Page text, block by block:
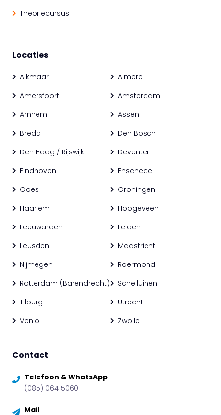
Theoriecursus
Locaties
Alkmaar
Almere
Amersfoort
Amsterdam
Arnhem
Assen
Breda
Den Bosch
Den Haag / Rijswijk
Deventer
Eindhoven
Enschede
Goes
Groningen
Haarlem
Hoogeveen
Leeuwarden
Leiden
Leusden
Maastricht
Nijmegen
Roermond
Rotterdam (Barendrecht)
Schelluinen
Tilburg
Utrecht
Venlo
Zwolle
Contact
Telefoon & WhatsApp
(085) 064 5060
Mail